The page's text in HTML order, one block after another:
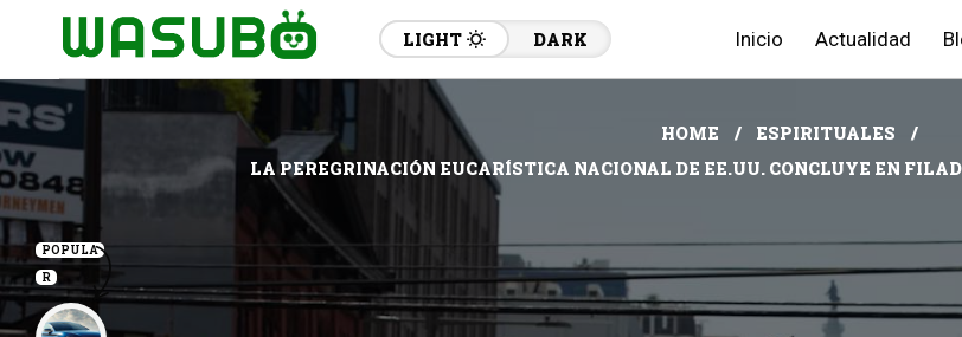
LIGHT DARK Inicio Actualidad
HOME
ESPIRITUALES
LA PEREGRINACIÓN EUCARÍSTICA NACIONAL DE EE.UU. CONCLUYE EN
POPULA
R